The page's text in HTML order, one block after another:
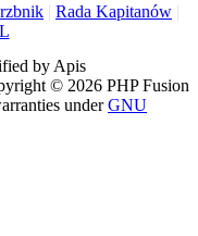
| Rada Kapitanów |
by Apis
© 2026 PHP Fusion
underGNU